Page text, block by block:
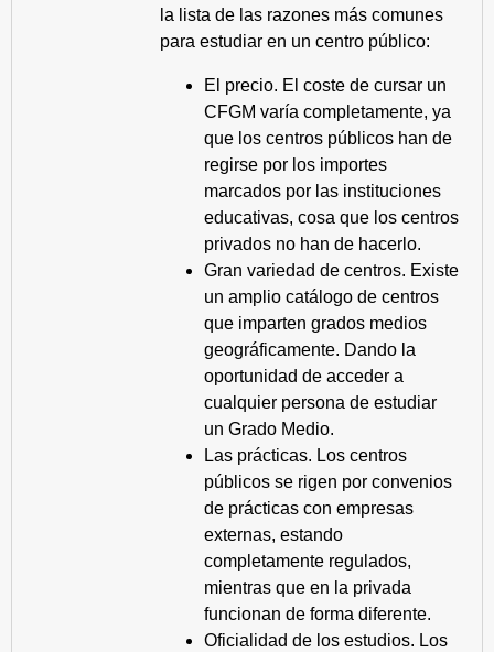
la lista de las razones más comunes
para estudiar en un centro público:
El precio. El coste de cursar un
CFGM varía completamente, ya
que los centros públicos han de
regirse por los importes
marcados por las instituciones
educativas, cosa que los centros
privados no han de hacerlo.
Gran variedad de centros. Existe
un amplio catálogo de centros
que imparten grados medios
geográficamente. Dando la
oportunidad de acceder a
cualquier persona de estudiar
un Grado Medio.
Las prácticas. Los centros
públicos se rigen por convenios
de prácticas con empresas
externas, estando
completamente regulados,
mientras que en la privada
funcionan de forma diferente.
Oficialidad de los estudios. Los